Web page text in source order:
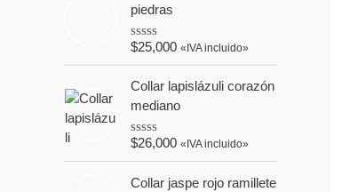
d
o
e
n
0
d
e
5
piedras
V
a
o
r
d
o
0
$25,000 «IVA incluido»
Collar lapislázuli corazón
mediano
V
a
o
$26,000 «IVA incluido»
Collar jaspe rojo ramillete